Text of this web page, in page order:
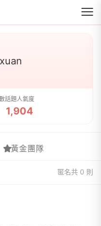
市集
xuan
話題人氣度
1,904
黃金團隊
匿名共 0 則